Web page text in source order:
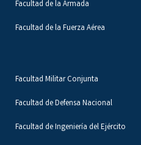
Facultad de la Armada
Facultad de la Fuerza Aérea
Facultad Militar Conjunta
Facultad de Defensa Nacional
Facultad de Ingeniería del Ejército